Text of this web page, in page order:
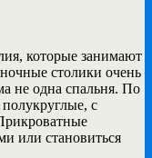
которые занимают
столики очень
не одна спальня. По
с
или становиться